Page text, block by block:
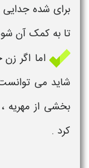
برای شده جدایی
تا به کمک آن
اما اگر
شاید می
بخشی از مهریه
کرد .